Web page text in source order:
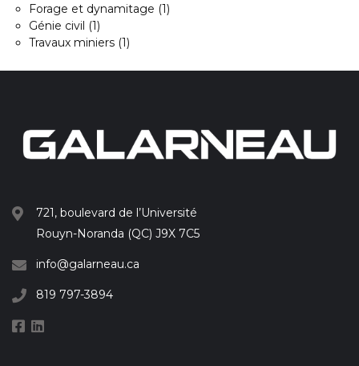
Forage et dynamitage (1)
Génie civil (1)
Travaux miniers (1)
721, boulevard de l’Université
Rouyn-Noranda (QC) J9X 7C5
info@galarneau.ca
819 797-3894